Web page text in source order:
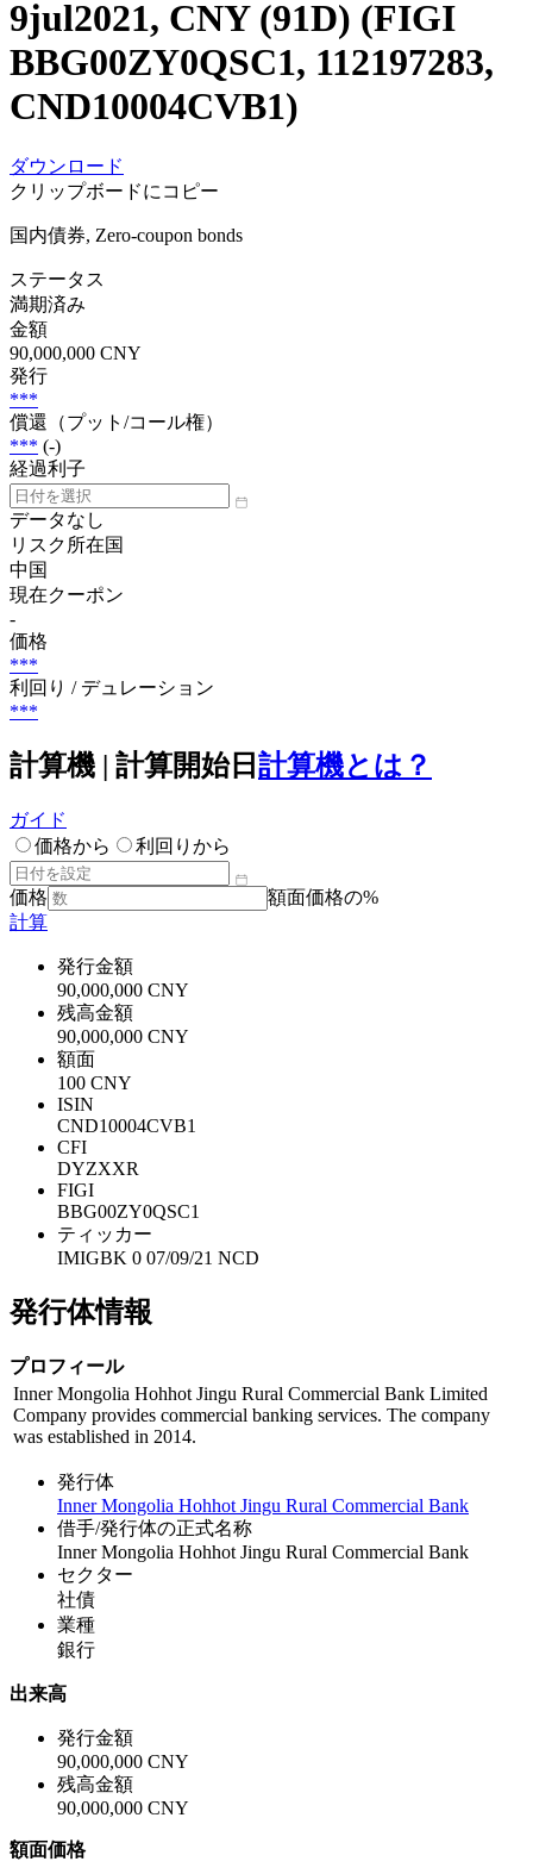
9jul2021, CNY (91D) (FIGI
BBG00ZY0QSC1, 112197283,
CND10004CVB1)
ダウンロード
クリップボードにコピー
国内債券, Zero-coupon bonds
ステータス
満期済み
金額
90,000,000 CNY
発行
***
償還（プット/コール権）
*** (-)
経過利子
データなし
リスク所在国
中国
現在クーポン
-
価格
***
利回り / デュレーション
***
計算機 | 計算開始日 計算機とは？
ガイド
価格から
利回りから
価格
額面価格の%
計算
発行金額
90,000,000 CNY
残高金額
90,000,000 CNY
額面
100 CNY
ISIN
CND10004CVB1
CFI
DYZXXR
FIGI
BBG00ZY0QSC1
ティッカー
IMIGBK 0 07/09/21 NCD
発行体情報
プロフィール
Inner Mongolia Hohhot Jingu Rural Commercial Bank Limited
Company provides commercial banking services. The company
was established in 2014.
発行体
Inner Mongolia Hohhot Jingu Rural Commercial Bank
借手/発行体の正式名称
Inner Mongolia Hohhot Jingu Rural Commercial Bank
セクター
社債
業種
銀行
出来高
発行金額
90,000,000 CNY
残高金額
90,000,000 CNY
額面価格